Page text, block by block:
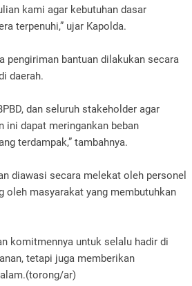
kami agar kebutuhan dasar
terpenuhi,” ujar Kapolda.
pengiriman bantuan dilakukan secara
daerah.
dan seluruh stakeholder agar
ini dapat meringankan beban
terdampak,” tambahnya.
diawasi secara melekat oleh personel
oleh masyarakat yang membutuhkan
komitmennya untuk selalu hadir di
tetapi juga memberikan
ar)